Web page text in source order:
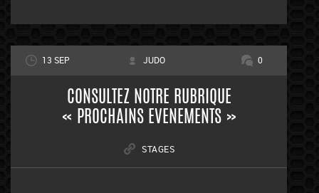
13 SEP JUDO 0
CONSULTEZ NOTRE RUBRIQUE
« PROCHAINS EVENEMENTS »
STAGES